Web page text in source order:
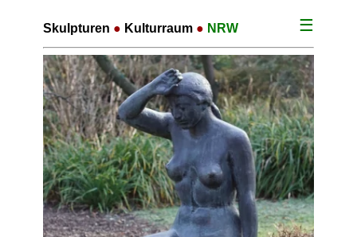
Skulpturen ● Kulturraum ● NRW ☰